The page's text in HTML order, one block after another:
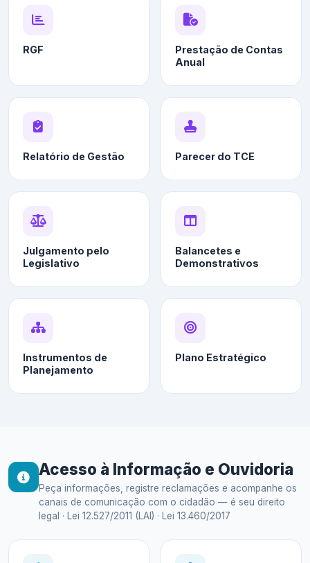
RGF
Prestação de Contas
Anual
Relatório de Gestão Parecer do TCE
Julgamento pelo
Legislativo
Balancetes e
Demonstrativos
Instrumentos de
Planejamento
Plano Estratégico
Acesso à Informação e Ouvidoria
Peça informações, registre reclamações e acompanhe os
canais de comunicação com o cidadão — é seu direito
legal · Lei 12.527/2011 (LAI) · Lei 13.460/2017